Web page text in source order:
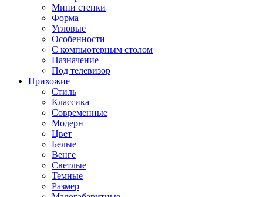
Мини стенки
Форма
Угловые
Особенности
С компьютерным столом
Назначение
Под телевизор
Прихожие
Стиль
Классика
Современные
Модерн
Цвет
Белые
Венге
Светлые
Темные
Размер